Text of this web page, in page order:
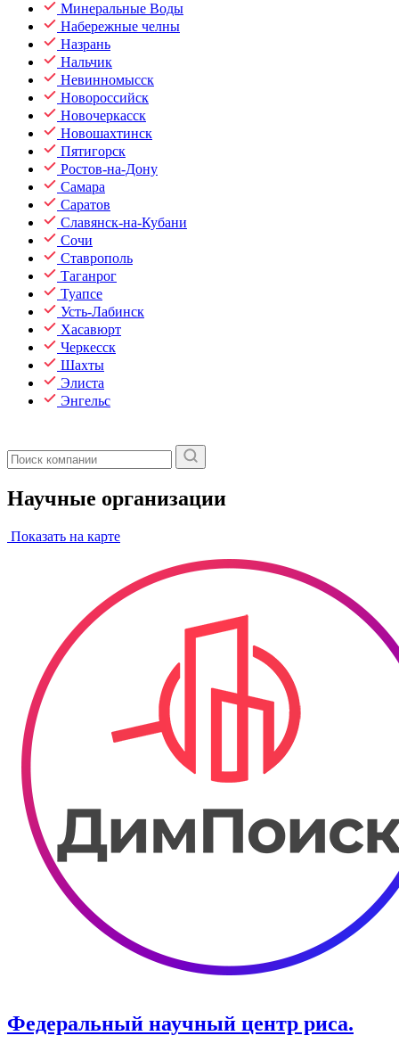
Минеральные Воды
Набережные челны
Назрань
Нальчик
Невинномысск
Новороссийск
Новочеркасск
Новошахтинск
Пятигорск
Ростов-на-Дону
Самара
Саратов
Славянск-на-Кубани
Сочи
Ставрополь
Таганрог
Туапсе
Усть-Лабинск
Хасавюрт
Черкесск
Шахты
Элиста
Энгельс
Научные организации
Показать на карте
Федеральный научный центр риса.